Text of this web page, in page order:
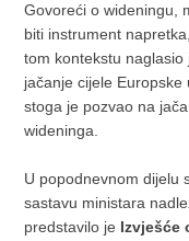
Govoreći o wideningu,
biti instrument
tom kontekstu
jačanje cijele Europske
stoga je pozvao na
wideninga.
U popodnevnom dijelu
sastavu ministara
predstavilo je Izvješće